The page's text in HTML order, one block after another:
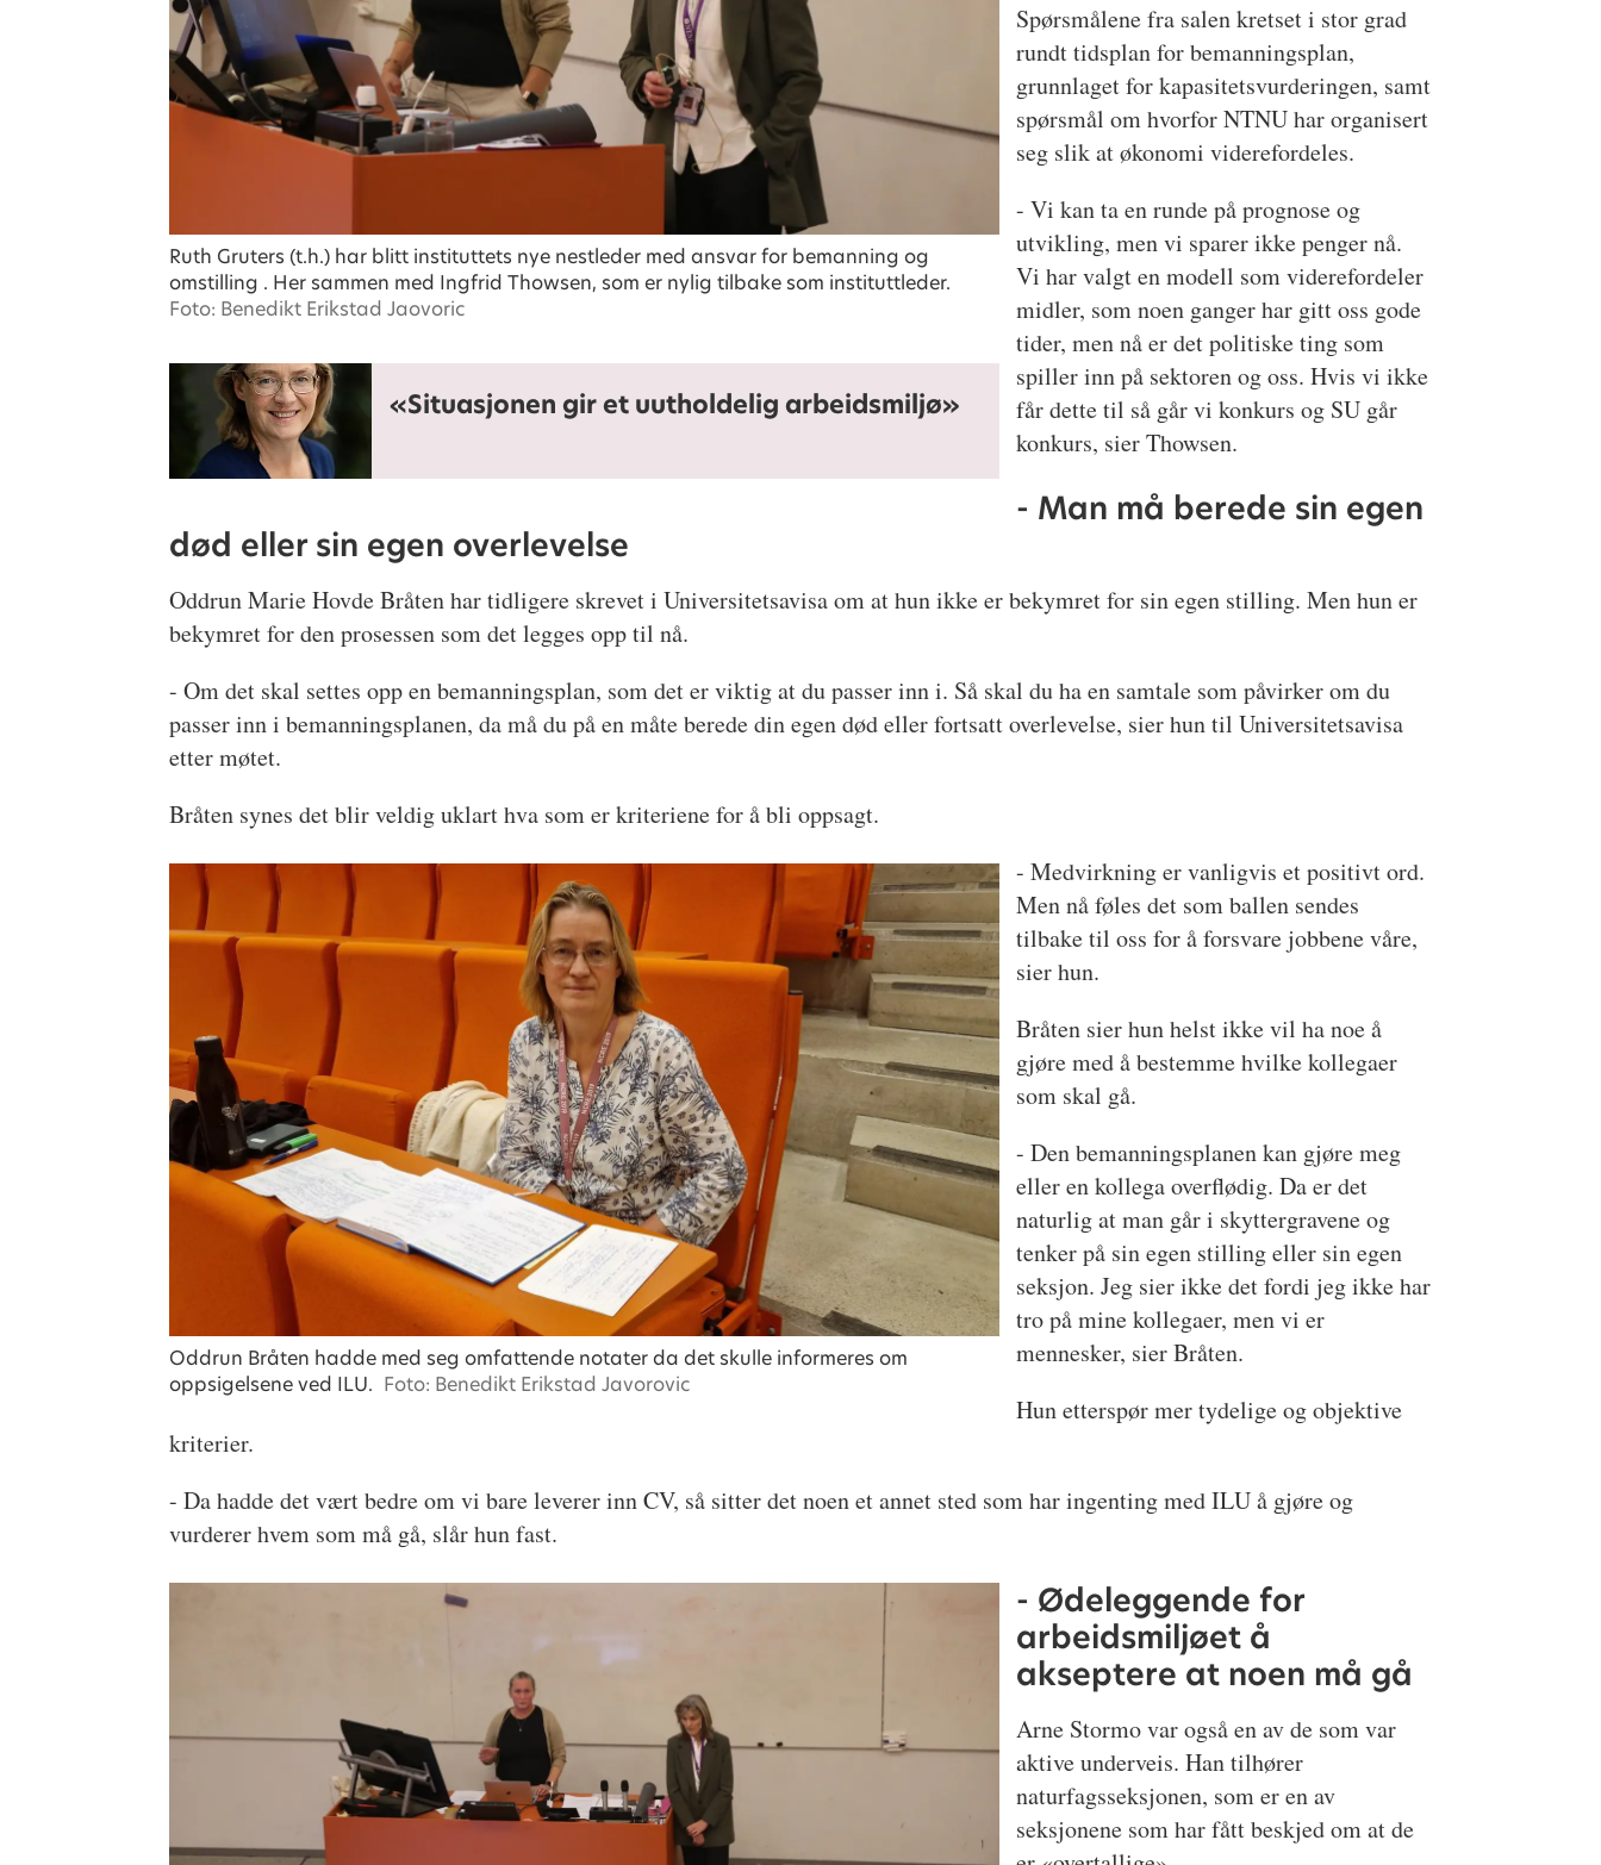
Ruth Gruters (t.h.) har blitt instituttets nye nestleder med ansvar for bemanning og
omstilling . Her sammen med Ingfrid Thowsen, som er nylig tilbake som instituttleder.
Foto: Benedikt Erikstad Jaovoric
«Situasjonen gir et uutholdelig arbeidsmiljø»
Spørsmålene fra salen kretset i stor grad
rundt tidsplan for bemanningsplan,
grunnlaget for kapasitetsvurderingen, samt
spørsmål om hvorfor NTNU har organisert
seg slik at økonomi viderefordeles.
- Vi kan ta en runde på prognose og
utvikling, men vi sparer ikke penger nå.
Vi har valgt en modell som viderefordeler
midler, som noen ganger har gitt oss gode
tider, men nå er det politiske ting som
spiller inn på sektoren og oss. Hvis vi ikke
får dette til så går vi konkurs og SU går
konkurs, sier Thowsen.
- Man må berede sin egen
død eller sin egen overlevelse
Oddrun Marie Hovde Bråten har tidligere skrevet i Universitetsavisa om at hun ikke er bekymret for sin egen stilling. Men hun er
bekymret for den prosessen som det legges opp til nå.
- Om det skal settes opp en bemanningsplan, som det er viktig at du passer inn i. Så skal du ha en samtale som påvirker om du
passer inn i bemanningsplanen, da må du på en måte berede din egen død eller fortsatt overlevelse, sier hun til Universitetsavisa
etter møtet.
Bråten synes det blir veldig uklart hva som er kriteriene for å bli oppsagt.
Oddrun Bråten hadde med seg omfattende notater da det skulle informeres om
oppsigelsene ved ILU. Foto: Benedikt Erikstad Javorovic
- Medvirkning er vanligvis et positivt ord.
Men nå føles det som ballen sendes
tilbake til oss for å forsvare jobbene våre,
sier hun.
Bråten sier hun helst ikke vil ha noe å
gjøre med å bestemme hvilke kollegaer
som skal gå.
- Den bemanningsplanen kan gjøre meg
eller en kollega overflødig. Da er det
naturlig at man går i skyttergravene og
tenker på sin egen stilling eller sin egen
seksjon. Jeg sier ikke det fordi jeg ikke har
tro på mine kollegaer, men vi er
mennesker, sier Bråten.
Hun etterspør mer tydelige og objektive
kriterier.
- Da hadde det vært bedre om vi bare leverer inn CV, så sitter det noen et annet sted som har ingenting med ILU å gjøre og
vurderer hvem som må gå, slår hun fast.
- Ødeleggende for
arbeidsmiljøet å
akseptere at noen må gå
Arne Stormo var også en av de som var
aktive underveis. Han tilhører
naturfagsseksjonen, som er en av
seksjonene som har fått beskjed om at de